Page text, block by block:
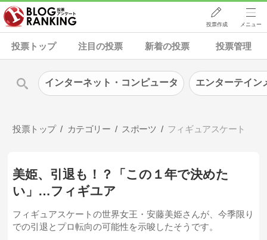
投票作成 メニュー
投票トップ 注目の投票 新着の投票 投票管理
投票トップ カテゴリー スポーツ フィギュアスケート
美姫、引退も！？「この１年で決めた
い」…フィギユア
フィギュアスケートの世界女王・安藤美姫さんが、今季限り
での引退とプロ転向の可能性を示唆したそうです。
インターネット・コンピュータ エンターテイン